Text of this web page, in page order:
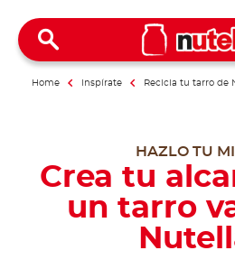
Home Inspírate Recicla tu tarro de
HAZLO TU
Crea tu
un tarro